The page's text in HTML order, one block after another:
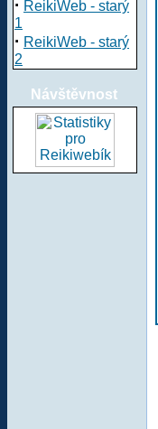
· ReikiWeb - starý
1
· ReikiWeb - starý
2
Návštěvnost